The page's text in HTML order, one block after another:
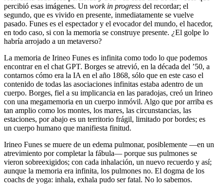
percibió esas imágenes. Un work in progress del recordar; el
segundo, que es vivido en presente, inmediatamente se vuelve
pasado. Funes es el espectador y el evocador del mundo, el hacedor,
en todo caso, si con la memoria se construye presente. ¿El golpe lo
habría arrojado a un metaverso?
La memoria de Irineo Funes es infinita como todo lo que podemos
encontrar en el chat GPT. Borges se atrevió, en la década del ’50, a
contarnos cómo era la IA en el año 1868, sólo que en este caso el
contenido de todas las asociaciones infinitas estaba adentro de un
cuerpo. Borges, fiel a su implicancia en las paradojas, creó un Irineo
con una megamemoria en un cuerpo inmóvil. Algo que por arriba es
tan amplio como los montes, los mares, las circunstancias, las
estaciones, por abajo es un territorio frágil, limitado por bordes; es
un cuerpo humano que manifiesta finitud.
Irineo Funes se muere de un edema pulmonar, posiblemente —en un
atrevimiento por completar la fábula— porque sus pulmones se
vieron sobreexigidos; con cada inhalación, un nuevo recuerdo y así;
aunque la memoria era infinita, los pulmones no. El dogma de los
coachs de yoga: inhala, exhala pudo ser fatal. No lo sabemos.